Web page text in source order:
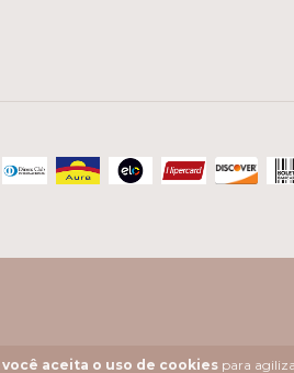
você aceita o uso de cookiespara